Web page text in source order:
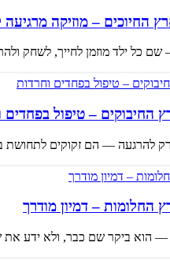
החיוכים – מוזיקה מרגיעה
כל ילד מוזמן לחייך, לשחק
החיבוקים – טיפול בפחדים
רק להרגעה — הם זקוקים לתחושת
החלומות – דמיון מודרך
הוא ביקר שם כבר, ולא ידע את